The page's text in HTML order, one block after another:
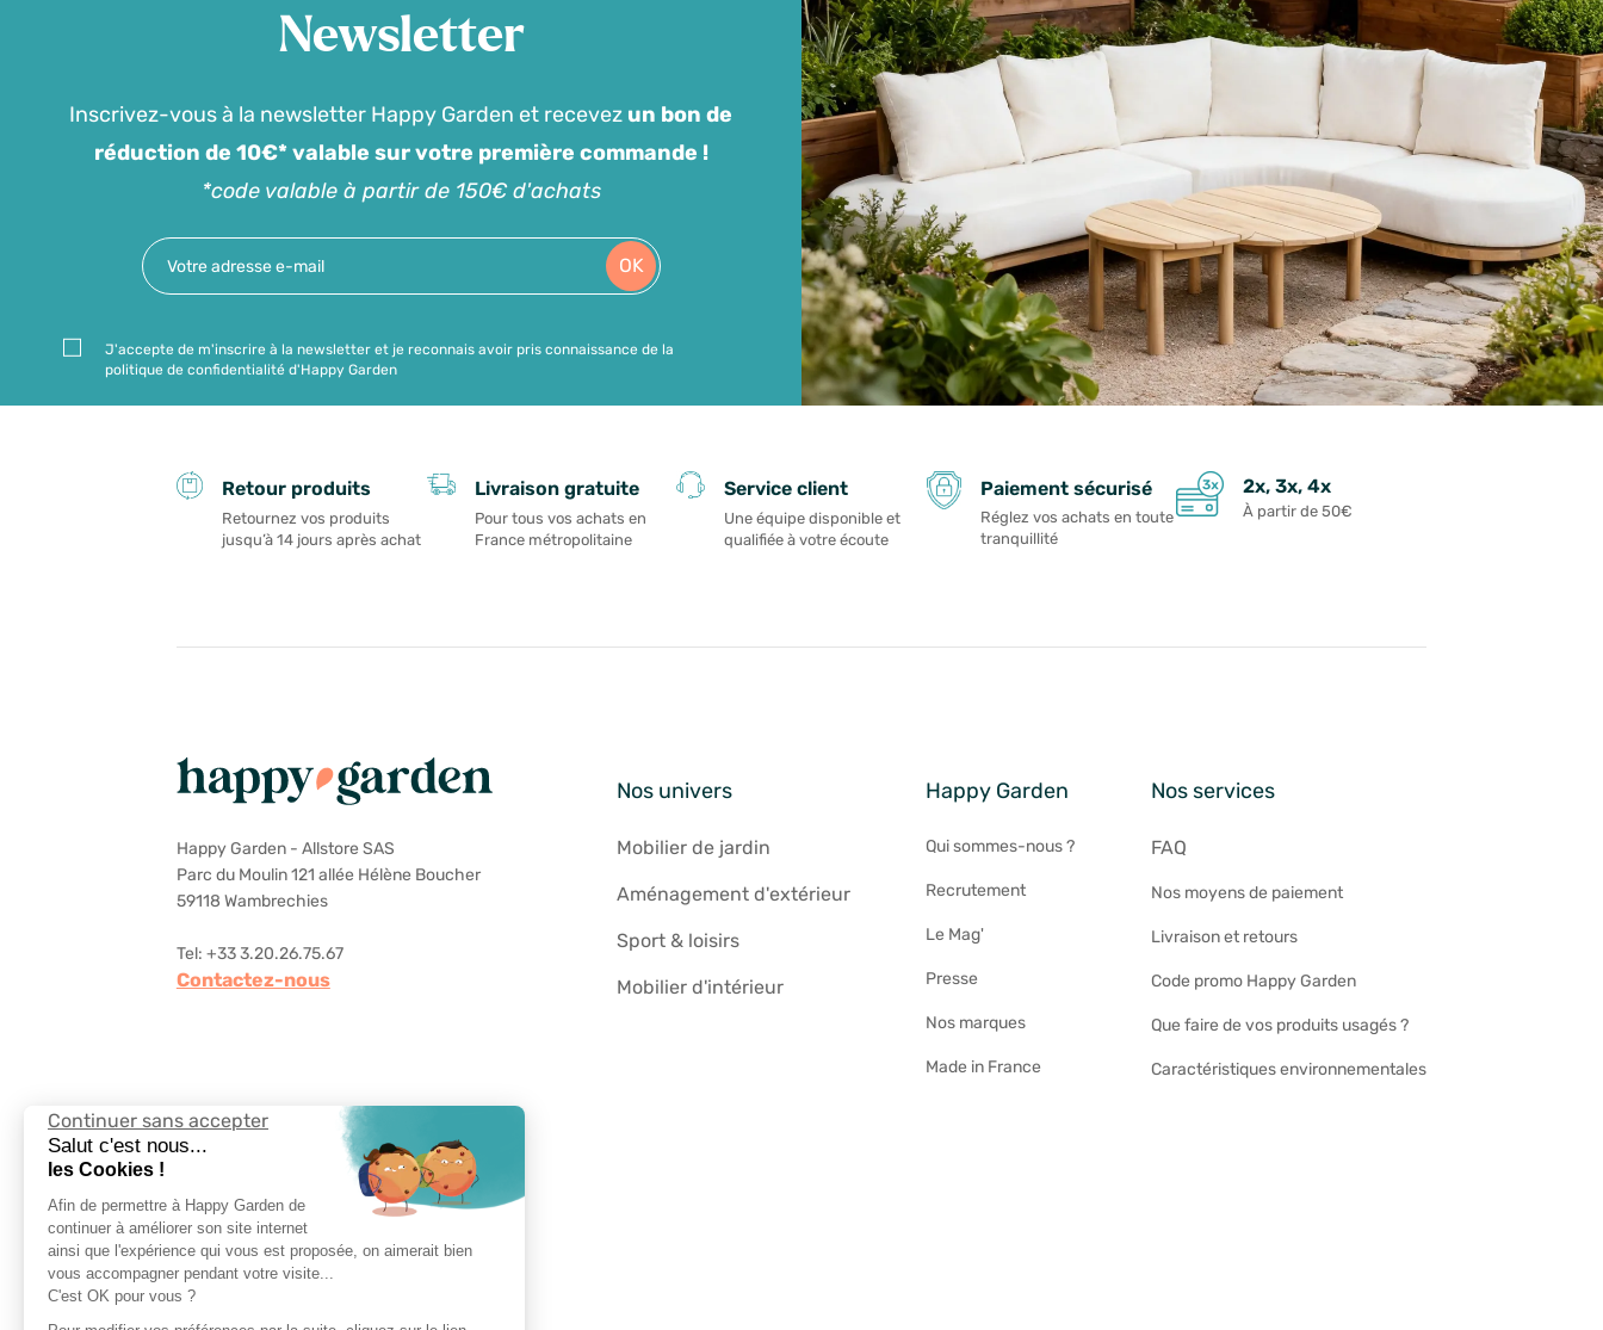
Continuer sans accepter
Salut c'est nous...
les Cookies !
Afin de permettre à Happy Garden de
continuer à améliorer son site internet
ainsi que l'expérience qui vous est proposée, on aimerait bien
vous accompagner pendant votre visite...
C'est OK pour vous ?
Newsletter
Inscrivez-vous à la newsletter Happy Garden et recevez un bon de
réduction de 10€* valable sur votre première commande !
*code valable à partir de 150€ d'achats
OK
J'accepte de m'inscrire à la newsletter et je reconnais avoir pris connaissance de la
politique de confidentialité d'Happy Garden
Retour produits
Retournez vos produits
jusqu’à 14 jours après achat
Livraison gratuite
Pour tous vos achats en
France métropolitaine
Service client
Une équipe disponible et
qualifiée à votre écoute
Paiement sécurisé
Réglez vos achats en toute
tranquillité
2x, 3x, 4x
À partir de 50€
Happy Garden - Allstore SAS
Parc du Moulin 121 allée Hélène Boucher
59118 Wambrechies
Tel: +33 3.20.26.75.67
Contactez-nous
Nos univers
Mobilier de jardin
Aménagement d'extérieur
Sport & loisirs
Mobilier d'intérieur
Happy Garden
Qui sommes-nous ?
Recrutement
Le Mag'
Presse
Nos marques
Made in France
Nos services
FAQ
Nos moyens de paiement
Livraison et retours
Code promo Happy Garden
Que faire de vos produits usagés ?
Caractéristiques environnementales
Suivez-nous
Choisir la langue